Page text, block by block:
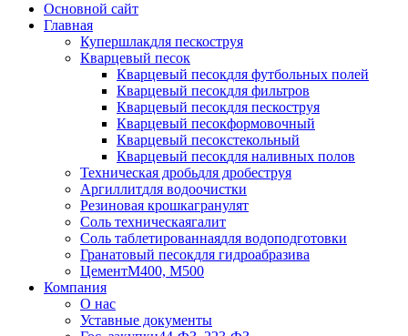
Основной сайт
Главная
Купершлакдля пескоструя
Кварцевый песок
Кварцевый песокдля футбольных полей
Кварцевый песокдля фильтров
Кварцевый песокдля пескоструя
Кварцевый песокформовочный
Кварцевый песокстекольный
Кварцевый песокдля наливных полов
Техническая дробьдля дробеструя
Аргиллитдля водоочистки
Резиновая крошкагранулят
Соль техническаягалит
Соль таблетированнаядля водоподготовки
Гранатовый песокдля гидроабразива
ЦементМ400, М500
Компания
О нас
Уставные документы